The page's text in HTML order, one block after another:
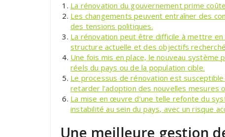
La rénovation du gouvernement prime
Les changements peuvent entraîner des
des tensions politiques.
La rénovation peut être difficile à mettre
structure actuelle et des objectifs
Une fois mis en place, le nouveau
réels du pays ou de la population cible.
Le processus de rénovation est
retarder l’adoption des nouvelles mesures
La mise en œuvre d’une telle refonte du
instabilité au sein du pays, avec un risque
Une meilleure gestion